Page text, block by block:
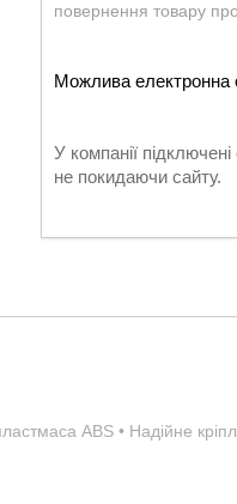
повернення товару
У компанії
не покидаючи сайту.
ABS • Надійне